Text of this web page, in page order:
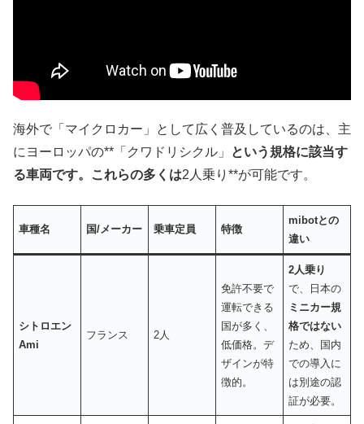
海外で「マイクロカー」として広く普及しているのは、主
にヨーロッパの**「クワドリシクル」
という規格に該当す
る車両です。これらの多くは2人乗り**が可能です。
車種名 国/ メーカー 乗車定員 特徴
mibotとの
違い
シトロエン
Ami
フランス 2人
免許不要で
運転できる
国が多く、
低価格。デ
ザインが特
徴的。
2 人乗り
で、日本の
ミニカー規
格ではない
ため、国内
での導入に
は別途の認
証が必要。